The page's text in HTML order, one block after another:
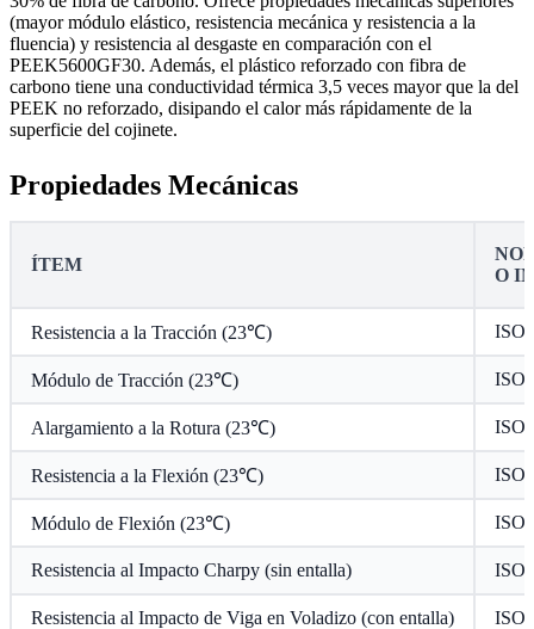
(mayor módulo elástico, resistencia mecánica y resistencia a la
fluencia) y resistencia al desgaste en comparación con el
PEEK5600GF30. Además, el plástico reforzado con fibra de
carbono tiene una conductividad térmica 3,5 veces mayor que la del
PEEK no reforzado, disipando el calor más rápidamente de la
superficie del cojinete.
Propiedades Mecánicas
ÍTEM
O
Resistencia a la Tracción (23℃) ISO
Módulo de Tracción (23℃) ISO
Alargamiento a la Rotura (23℃) ISO
Resistencia a la Flexión (23℃) ISO
Módulo de Flexión (23℃) ISO
Resistencia al Impacto Charpy (sin entalla) ISO
Resistencia al Impacto de Viga en Voladizo (con entalla) ISO